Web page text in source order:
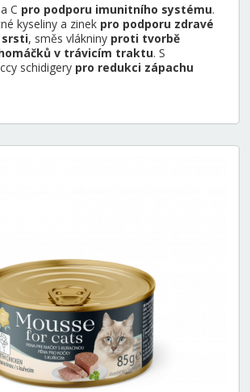
C pro podporu imunitního systému.
kyseliny a zinek pro podporu zdravé
srsti, směs vlákniny proti tvorbě
v trávicím traktu. S
schidigery pro redukci zápachu